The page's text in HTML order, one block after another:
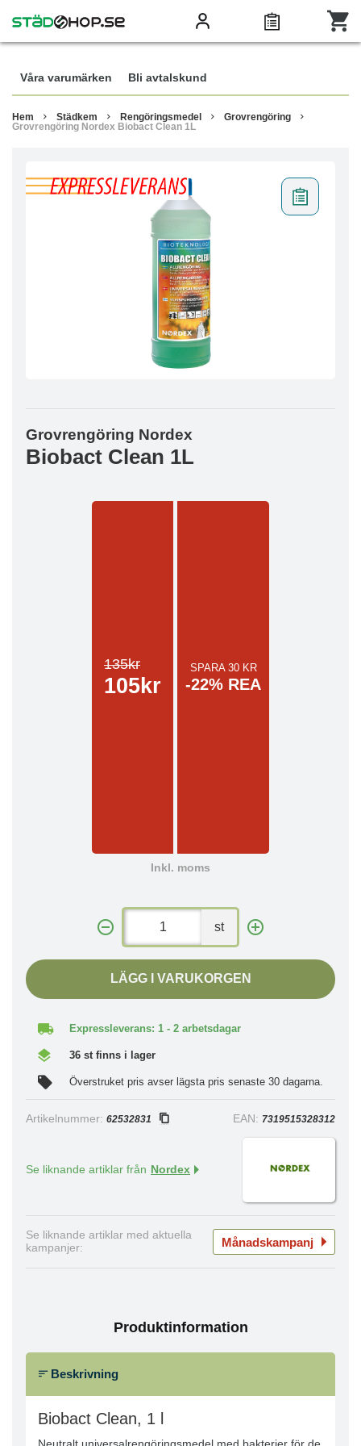
Våra varumärken Bli avtalskund
Hem Städkem Rengöringsmedel
Grovrengöring
Grovrengöring Nordex Biobact Clean 1L
Grovrengöring Nordex
Biobact Clean 1L
135kr
105kr
SPARA 30 KR
-22% REA
Inkl. moms
st
LÄGG I VARUKORGEN
Expressleverans: 1 - 2 arbetsdagar
36 st finns i lager
Överstruket pris avser lägsta pris senaste 30 dagarna.
Artikelnummer: 62532831 EAN: 7319515328312
Se liknande artiklar från Nordex
Se liknande artiklar med aktuella
kampanjer:
Månadskampanj
Produktinformation
Beskrivning
Biobact Clean, 1 l